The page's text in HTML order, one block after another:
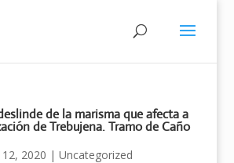
de la marisma que afecta a
de Trebujena. Tramo de Caño
12, 2020 | Uncategorized